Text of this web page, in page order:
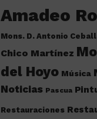
Amadeo
Mons. D. Antonio
Chico Martínez
del Hoyo Música
Noticias Pascua
Restauraciones